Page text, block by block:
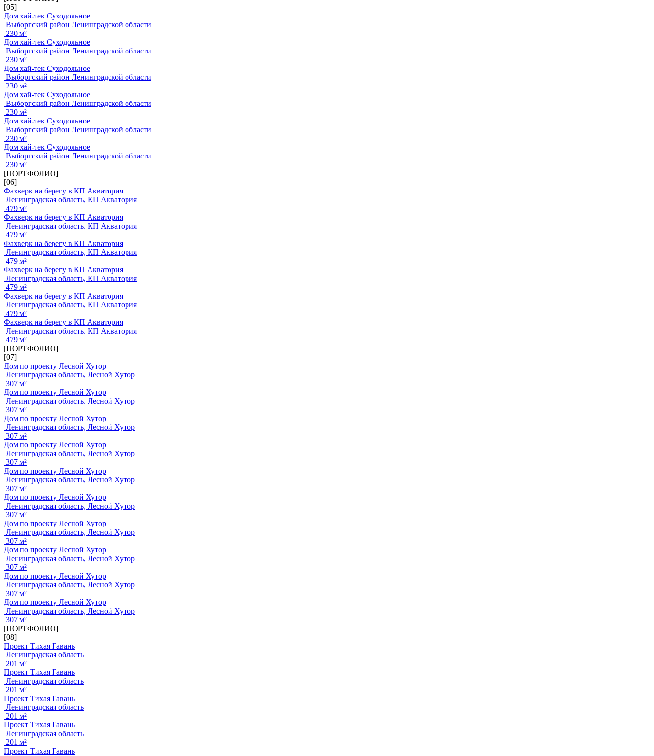
[05]
Дом хай-тек Суходольное
Выборгский район Ленинградской области
230 м²
Дом хай-тек Суходольное
Выборгский район Ленинградской области
230 м²
Дом хай-тек Суходольное
Выборгский район Ленинградской области
230 м²
Дом хай-тек Суходольное
Выборгский район Ленинградской области
230 м²
Дом хай-тек Суходольное
Выборгский район Ленинградской области
230 м²
Дом хай-тек Суходольное
Выборгский район Ленинградской области
230 м²
[ПОРТФОЛИО]
[06]
Фахверк на берегу в КП Акватория
Ленинградская область, КП Акватория
479 м²
Фахверк на берегу в КП Акватория
Ленинградская область, КП Акватория
479 м²
Фахверк на берегу в КП Акватория
Ленинградская область, КП Акватория
479 м²
Фахверк на берегу в КП Акватория
Ленинградская область, КП Акватория
479 м²
Фахверк на берегу в КП Акватория
Ленинградская область, КП Акватория
479 м²
Фахверк на берегу в КП Акватория
Ленинградская область, КП Акватория
479 м²
[ПОРТФОЛИО]
[07]
Дом по проекту Лесной Хутор
Ленинградская область, Лесной Хутор
307 м²
Дом по проекту Лесной Хутор
Ленинградская область, Лесной Хутор
307 м²
Дом по проекту Лесной Хутор
Ленинградская область, Лесной Хутор
307 м²
Дом по проекту Лесной Хутор
Ленинградская область, Лесной Хутор
307 м²
Дом по проекту Лесной Хутор
Ленинградская область, Лесной Хутор
307 м²
Дом по проекту Лесной Хутор
Ленинградская область, Лесной Хутор
307 м²
Дом по проекту Лесной Хутор
Ленинградская область, Лесной Хутор
307 м²
Дом по проекту Лесной Хутор
Ленинградская область, Лесной Хутор
307 м²
Дом по проекту Лесной Хутор
Ленинградская область, Лесной Хутор
307 м²
Дом по проекту Лесной Хутор
Ленинградская область, Лесной Хутор
307 м²
[ПОРТФОЛИО]
[08]
Проект Тихая Гавань
Ленинградская область
201 м²
Проект Тихая Гавань
Ленинградская область
201 м²
Проект Тихая Гавань
Ленинградская область
201 м²
Проект Тихая Гавань
Ленинградская область
201 м²
Проект Тихая Гавань